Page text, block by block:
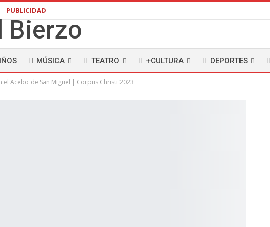
PUBLICIDAD
MÚSICA TEATRO +CULTURA DEPORTES
el Acebo de San Miguel | Corpus Christi 2023